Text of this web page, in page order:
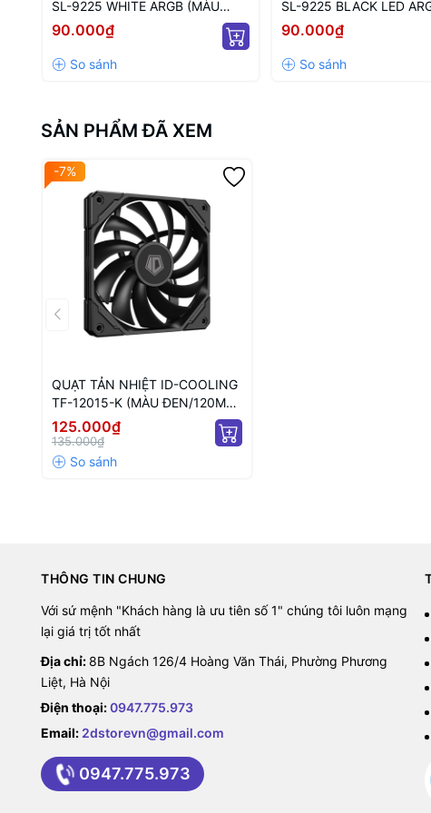
SL-9225 WHITE ARGB (MÀU
TRẮNG/ 9CM/ LED TÂM ARGB
VÔ CỰC)
90.000₫
SL-9225 BLACK LED
ĐEN/ 9CM/ LED TÂM VÔ
90.000₫
SẢN PHẨM ĐÃ XEM
-7%
QUẠT TẢN NHIỆT ID-COOLING
TF-12015-K (MÀU ĐEN/120MM/
MỎNG 15MM)
125.000₫
135.000₫
THÔNG TIN CHUNG
Với sứ mệnh "Khách hàng là ưu tiên số 1" chúng tôi luôn mạng
lại giá trị tốt nhất
Địa chỉ: 8B Ngách 126/4 Hoàng Văn Thái, Phường Phương
Liệt, Hà Nội
Điện thoại:0947.775.973
Email: 2dstorevn@gmail.com
0947.775.973